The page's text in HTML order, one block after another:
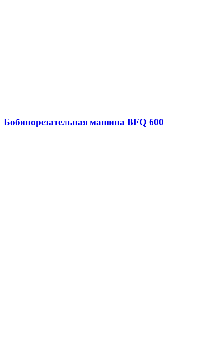
Бобинорезательная машина BFQ 600